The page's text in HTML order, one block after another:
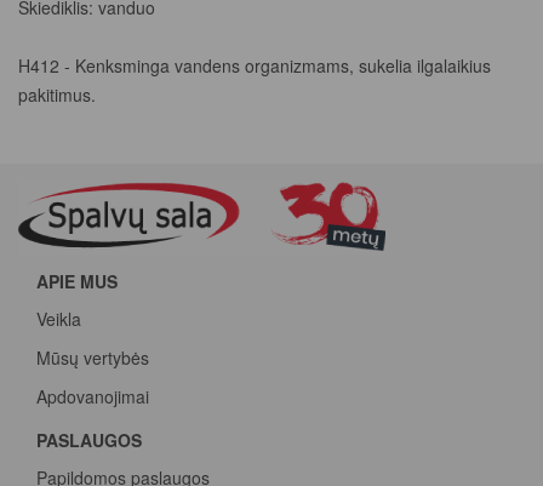
Skiediklis: vanduo
H412 - Kenksminga vandens organizmams, sukelia ilgalaikius
pakitimus.
APIE MUS
Veikla
Mūsų vertybės
Apdovanojimai
PASLAUGOS
Papildomos paslaugos